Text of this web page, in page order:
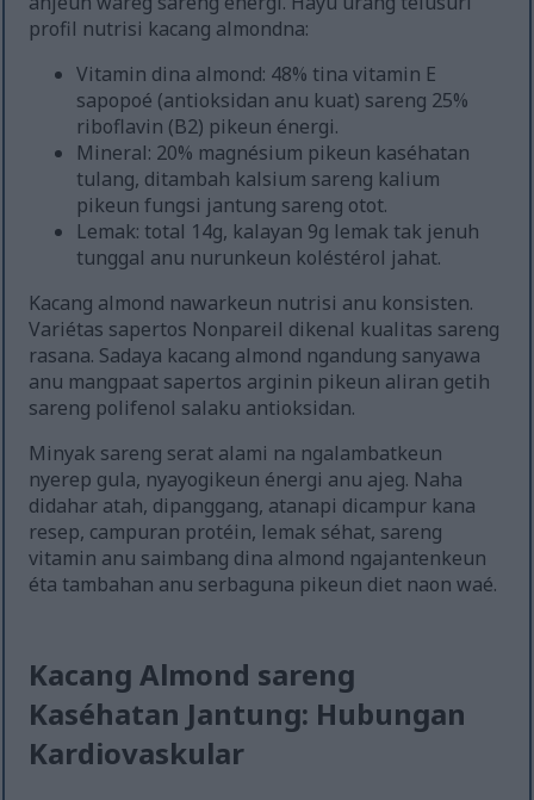
profil nutrisi kacang almondna:
Vitamin dina almond: 48% tina vitamin E
sapopoé (antioksidan anu kuat) sareng 25%
riboflavin (B2) pikeun énergi.
Mineral: 20% magnésium pikeun kaséhatan
tulang, ditambah kalsium sareng kalium
pikeun fungsi jantung sareng otot.
Lemak: total 14g, kalayan 9g lemak tak jenuh
tunggal anu nurunkeun koléstérol jahat.
Kacang almond nawarkeun nutrisi anu konsisten.
Variétas sapertos Nonpareil dikenal kualitas sareng
rasana. Sadaya kacang almond ngandung sanyawa
anu mangpaat sapertos arginin pikeun aliran getih
sareng polifenol salaku antioksidan.
Minyak sareng serat alami na ngalambatkeun
nyerep gula, nyayogikeun énergi anu ajeg. Naha
didahar atah, dipanggang, atanapi dicampur kana
resep, campuran protéin, lemak séhat, sareng
vitamin anu saimbang dina almond ngajantenkeun
éta tambahan anu serbaguna pikeun diet naon waé.
Kacang Almond sareng
Kaséhatan Jantung: Hubungan
Kardiovaskular